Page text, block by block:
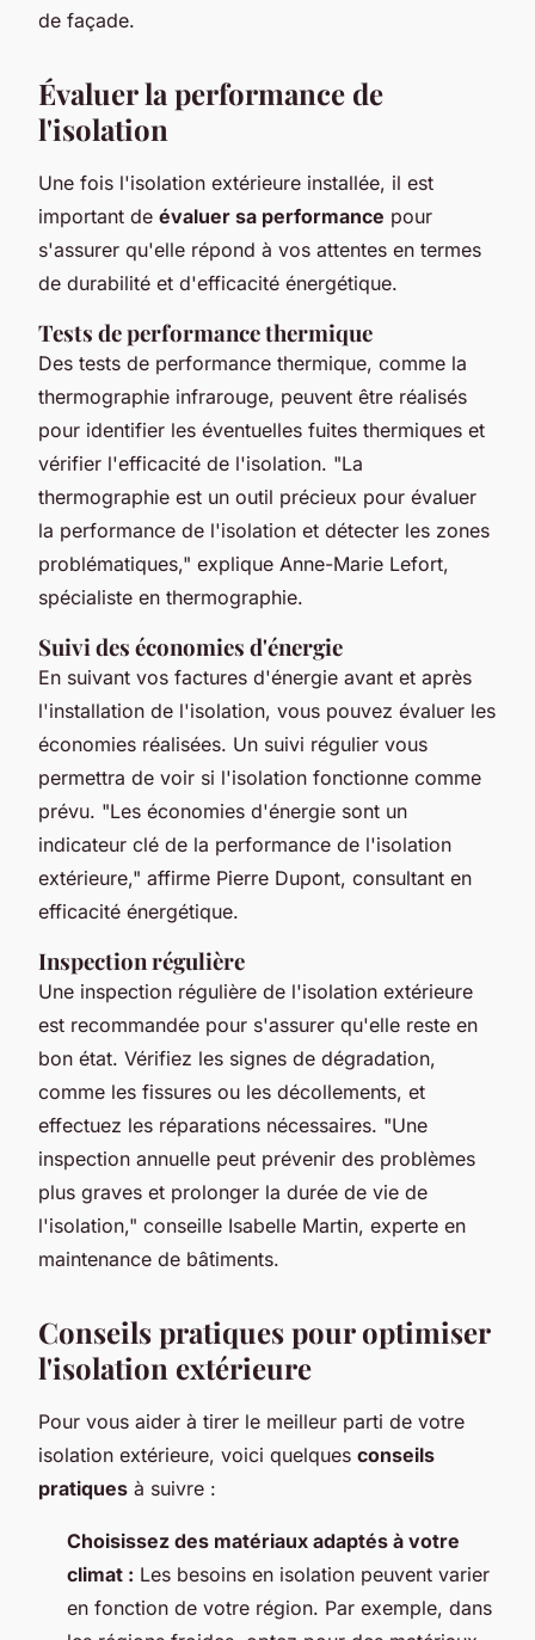
de façade.
Évaluer la performance de
l'isolation
Une fois l'isolation extérieure installée, il est
important de évaluer sa performance pour
s'assurer qu'elle répond à vos attentes en termes
de durabilité et d'efficacité énergétique.
Tests de performance thermique
Des tests de performance thermique, comme la
thermographie infrarouge, peuvent être réalisés
pour identifier les éventuelles fuites thermiques et
vérifier l'efficacité de l'isolation. "La
thermographie est un outil précieux pour évaluer
la performance de l'isolation et détecter les zones
problématiques," explique Anne-Marie Lefort,
spécialiste en thermographie.
Suivi des économies d'énergie
En suivant vos factures d'énergie avant et après
l'installation de l'isolation, vous pouvez évaluer les
économies réalisées. Un suivi régulier vous
permettra de voir si l'isolation fonctionne comme
prévu. "Les économies d'énergie sont un
indicateur clé de la performance de l'isolation
extérieure," affirme Pierre Dupont, consultant en
efficacité énergétique.
Inspection régulière
Une inspection régulière de l'isolation extérieure
est recommandée pour s'assurer qu'elle reste en
bon état. Vérifiez les signes de dégradation,
comme les fissures ou les décollements, et
effectuez les réparations nécessaires. "Une
inspection annuelle peut prévenir des problèmes
plus graves et prolonger la durée de vie de
l'isolation," conseille Isabelle Martin, experte en
maintenance de bâtiments.
Conseils pratiques pour optimiser
l'isolation extérieure
Pour vous aider à tirer le meilleur parti de votre
isolation extérieure, voici quelques conseils
pratiques à suivre :
Choisissez des matériaux adaptés à votre
climat : Les besoins en isolation peuvent varier
en fonction de votre région. Par exemple, dans